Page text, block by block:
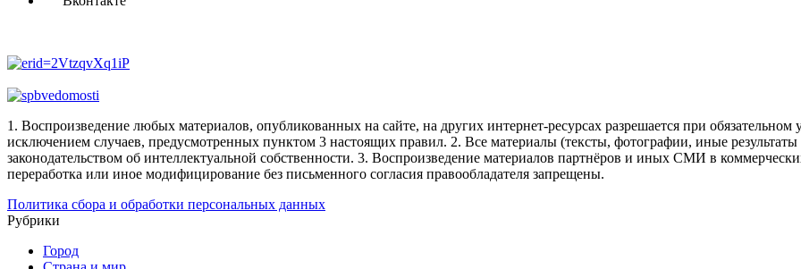
1. Воспроизведение любых материалов, опубликованных на сайте, на других интернет-ресурсах разрешается при
исключением случаев, предусмотренных пунктом 3 настоящих правил. 2. Все материалы (тексты, фотографии, иные
законодательством об интеллектуальной собственности. 3. Воспроизведение материалов партнёров и иных СМИ в
переработка или иное модифицирование без письменного согласия правообладателя запрещены.
Политика сбора и обработки персональных данных
Рубрики
Город